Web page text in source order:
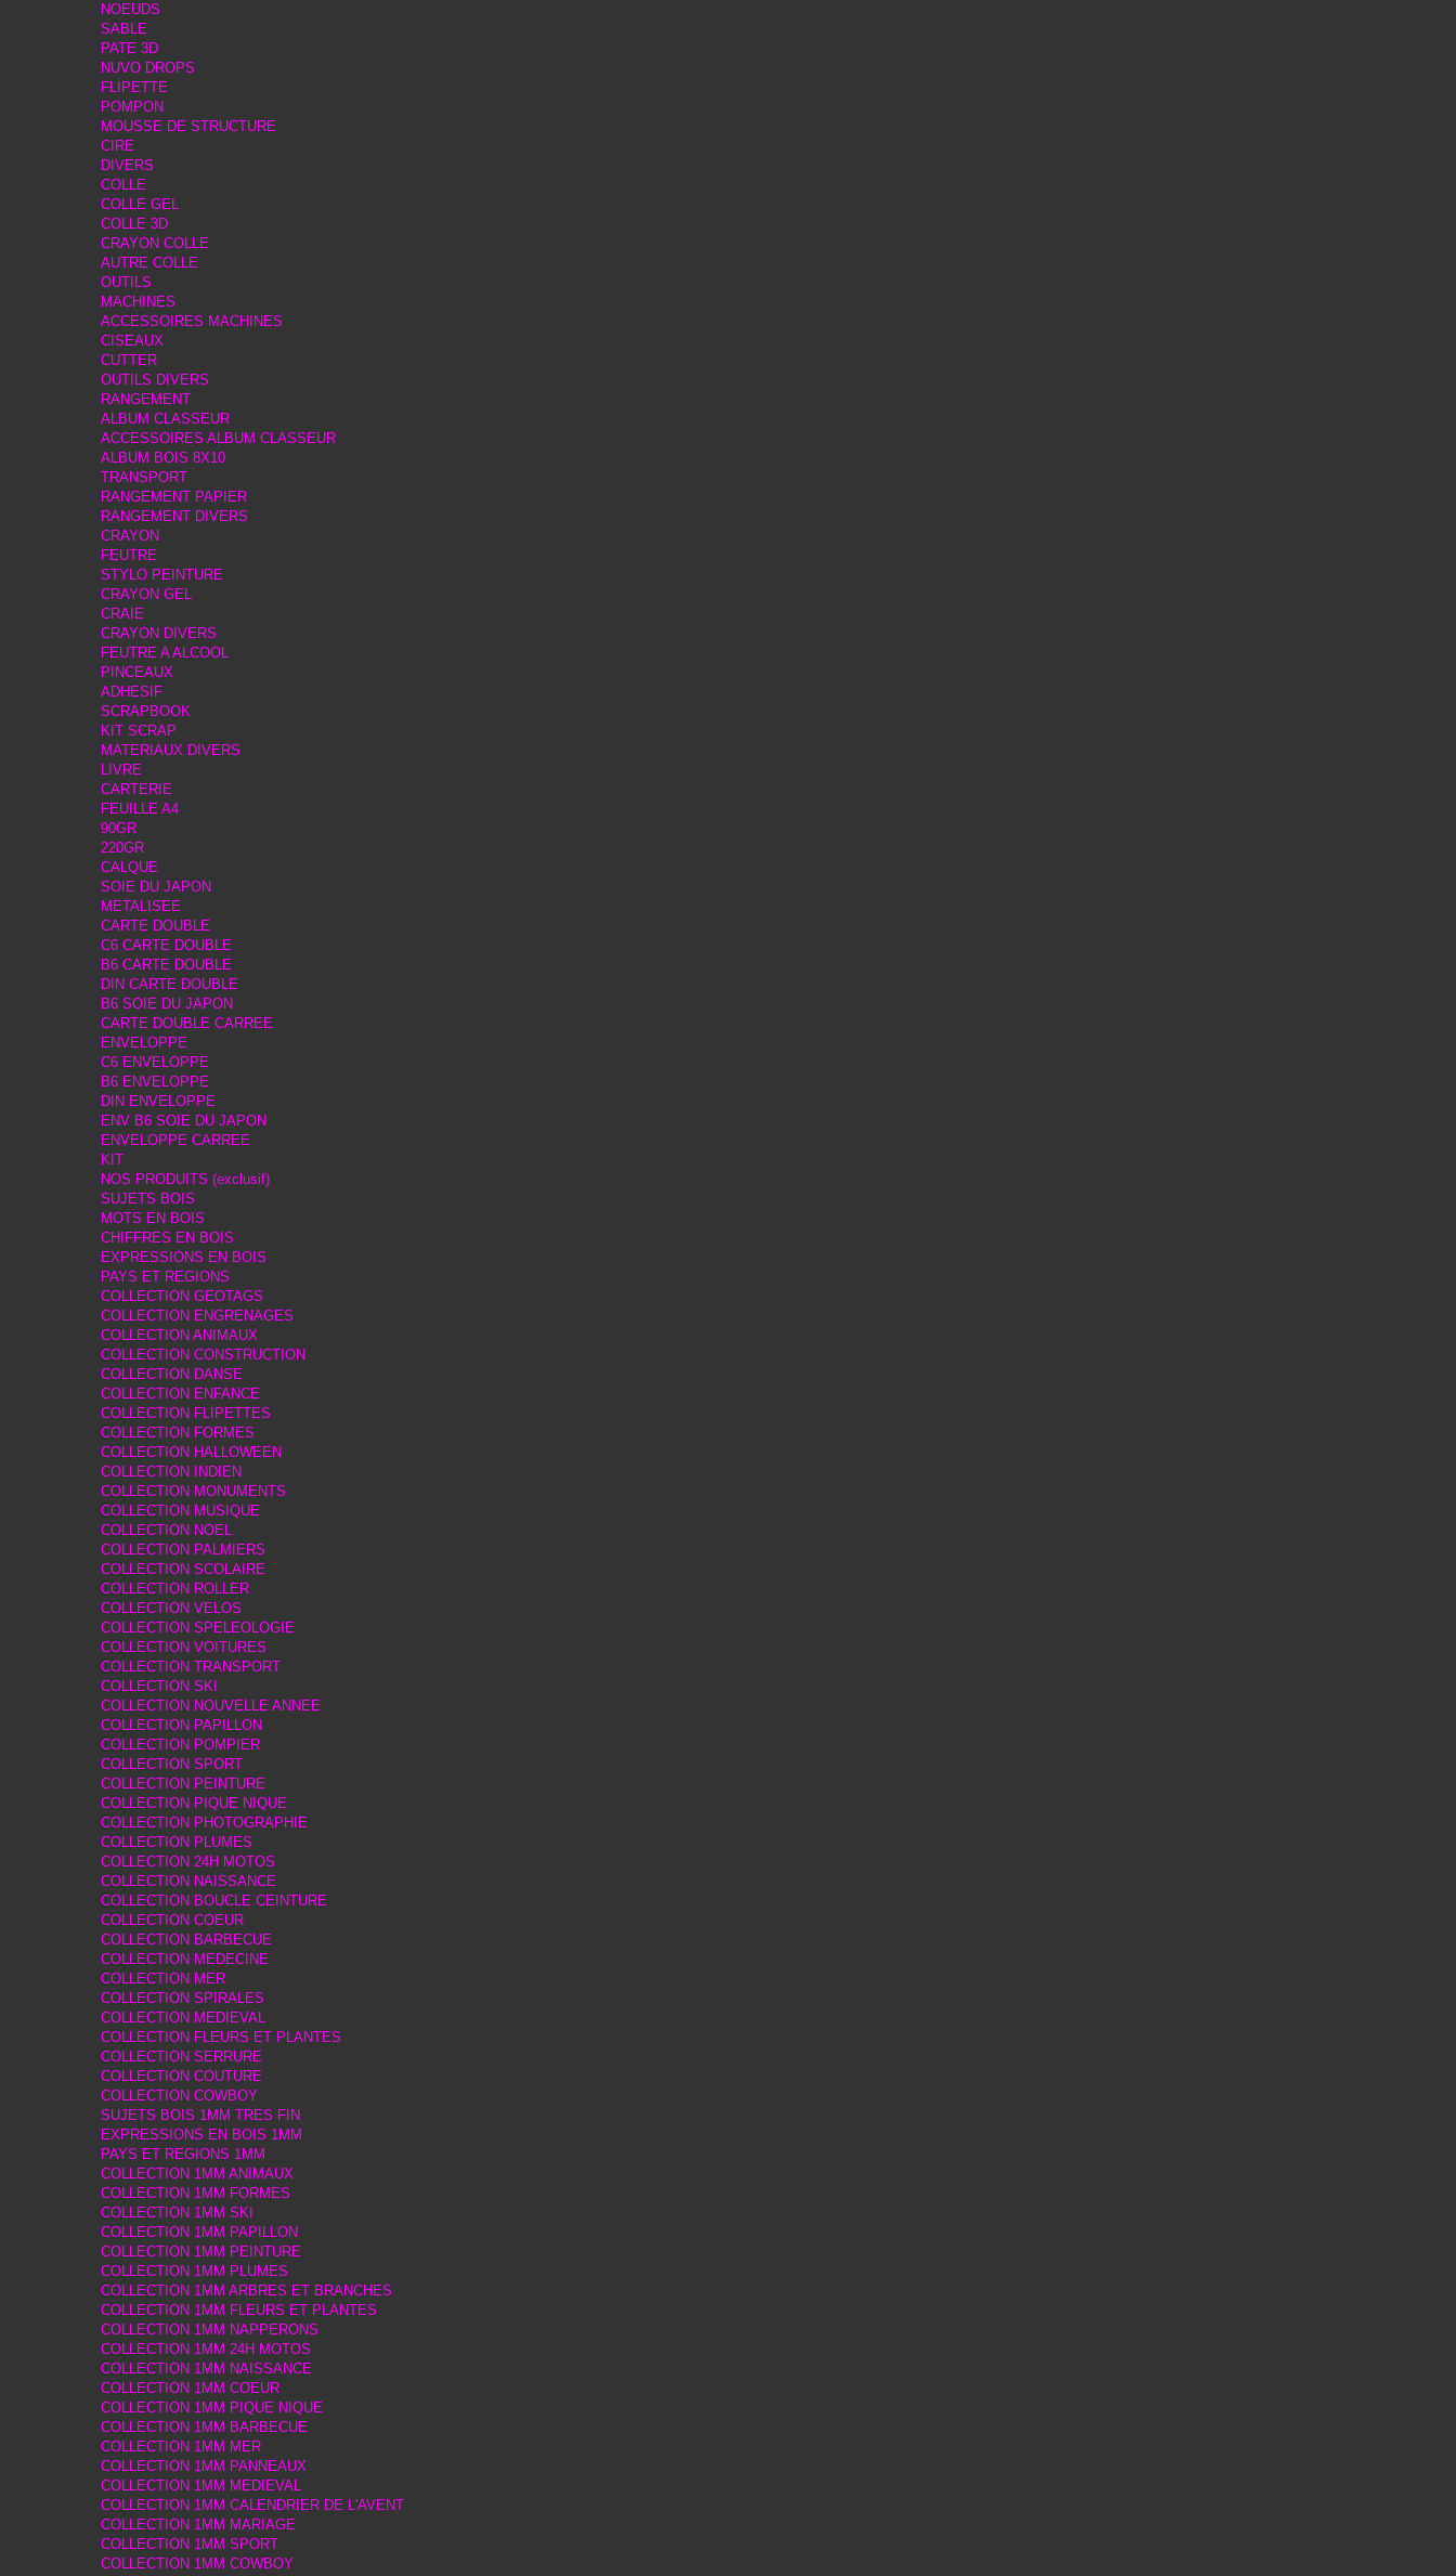
NOEUDS
SABLE
PATE 3D
NUVO DROPS
FLIPETTE
POMPON
MOUSSE DE STRUCTURE
CIRE
DIVERS
COLLE
COLLE GEL
COLLE 3D
CRAYON COLLE
AUTRE COLLE
OUTILS
MACHINES
ACCESSOIRES MACHINES
CISEAUX
CUTTER
OUTILS DIVERS
RANGEMENT
ALBUM CLASSEUR
ACCESSOIRES ALBUM CLASSEUR
ALBUM BOIS 8X10
TRANSPORT
RANGEMENT PAPIER
RANGEMENT DIVERS
CRAYON
FEUTRE
STYLO PEINTURE
CRAYON GEL
CRAIE
CRAYON DIVERS
FEUTRE A ALCOOL
PINCEAUX
ADHESIF
SCRAPBOOK
KIT SCRAP
MATERIAUX DIVERS
LIVRE
CARTERIE
FEUILLE A4
90GR
220GR
CALQUE
SOIE DU JAPON
METALISEE
CARTE DOUBLE
C6 CARTE DOUBLE
B6 CARTE DOUBLE
DIN CARTE DOUBLE
B6 SOIE DU JAPON
CARTE DOUBLE CARREE
ENVELOPPE
C6 ENVELOPPE
B6 ENVELOPPE
DIN ENVELOPPE
ENV B6 SOIE DU JAPON
ENVELOPPE CARREE
KIT
NOS PRODUITS (exclusif)
SUJETS BOIS
MOTS EN BOIS
CHIFFRES EN BOIS
EXPRESSIONS EN BOIS
PAYS ET REGIONS
COLLECTION GEOTAGS
COLLECTION ENGRENAGES
COLLECTION ANIMAUX
COLLECTION CONSTRUCTION
COLLECTION DANSE
COLLECTION ENFANCE
COLLECTION FLIPETTES
COLLECTION FORMES
COLLECTION HALLOWEEN
COLLECTION INDIEN
COLLECTION MONUMENTS
COLLECTION MUSIQUE
COLLECTION NOEL
COLLECTION PALMIERS
COLLECTION SCOLAIRE
COLLECTION ROLLER
COLLECTION VELOS
COLLECTION SPELEOLOGIE
COLLECTION VOITURES
COLLECTION TRANSPORT
COLLECTION SKI
COLLECTION NOUVELLE ANNEE
COLLECTION PAPILLON
COLLECTION POMPIER
COLLECTION SPORT
COLLECTION PEINTURE
COLLECTION PIQUE NIQUE
COLLECTION PHOTOGRAPHIE
COLLECTION PLUMES
COLLECTION 24H MOTOS
COLLECTION NAISSANCE
COLLECTION BOUCLE CEINTURE
COLLECTION COEUR
COLLECTION BARBECUE
COLLECTION MEDECINE
COLLECTION MER
COLLECTION SPIRALES
COLLECTION MEDIEVAL
COLLECTION FLEURS ET PLANTES
COLLECTION SERRURE
COLLECTION COUTURE
COLLECTION COWBOY
SUJETS BOIS 1MM TRES FIN
EXPRESSIONS EN BOIS 1MM
PAYS ET REGIONS 1MM
COLLECTION 1MM ANIMAUX
COLLECTION 1MM FORMES
COLLECTION 1MM SKI
COLLECTION 1MM PAPILLON
COLLECTION 1MM PEINTURE
COLLECTION 1MM PLUMES
COLLECTION 1MM ARBRES ET BRANCHES
COLLECTION 1MM FLEURS ET PLANTES
COLLECTION 1MM NAPPERONS
COLLECTION 1MM 24H MOTOS
COLLECTION 1MM NAISSANCE
COLLECTION 1MM COEUR
COLLECTION 1MM PIQUE NIQUE
COLLECTION 1MM BARBECUE
COLLECTION 1MM MER
COLLECTION 1MM PANNEAUX
COLLECTION 1MM MEDIEVAL
COLLECTION 1MM CALENDRIER DE L'AVENT
COLLECTION 1MM MARIAGE
COLLECTION 1MM SPORT
COLLECTION 1MM COWBOY